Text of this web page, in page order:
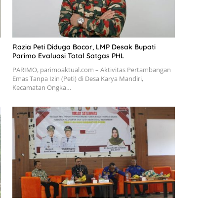
Razia Peti Diduga Bocor, LMP Desak Bupati
Parimo Evaluasi Total Satgas PHL
PARIMO, parimoaktual.com – Aktivitas Pertambangan
Emas Tanpa Izin (Peti) di Desa Karya Mandiri,
Kecamatan Ongka…